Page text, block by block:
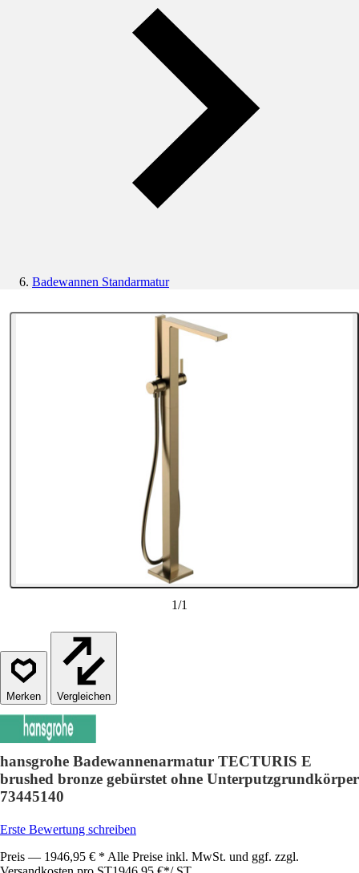
Badewannen Standarmatur
1/1
Vergleichen
hansgrohe Badewannenarmatur TECTURIS E
brushed bronze gebürstet ohne Unterputzgrundkörper
73445140
Erste Bewertung schreiben
Preis — 1946,95 € * Alle Preise inkl. MwSt. und ggf. zzgl.